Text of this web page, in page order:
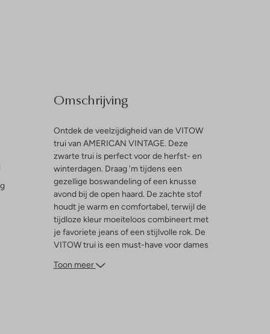
Omschrijving
Ontdek de veelzijdigheid van de VITOW
trui van AMERICAN VINTAGE. Deze
zwarte trui is perfect voor de herfst- en
winterdagen. Draag 'm tijdens een
gezellige boswandeling of een knusse
avond bij de open haard. De zachte stof
houdt je warm en comfortabel, terwijl de
tijdloze kleur moeiteloos combineert met
je favoriete jeans of een stijlvolle rok. De
VITOW trui is een must-have voor dames
verfijnde look. Combineer met een dikke
Toon meer